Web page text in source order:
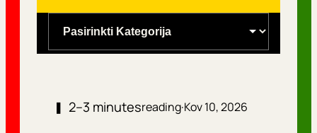
a
g❚ 2–3 minutesreading·Kov 10, 2026